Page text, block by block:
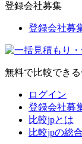
登録会社募集
登録会社募
無料で比較でき
ログイン
登録会社募
比較jpとは
比較jpの総